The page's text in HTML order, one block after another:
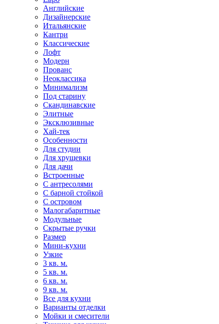
Английские
Дизайнерские
Итальянские
Кантри
Классические
Лофт
Модерн
Прованс
Неоклассика
Минимализм
Под старину
Скандинавские
Элитные
Эксклюзивные
Хай-тек
Особенности
Для студии
Для хрущевки
Для дачи
Встроенные
С антресолями
С барной стойкой
С островом
Малогабаритные
Модульные
Скрытые ручки
Размер
Мини-кухни
Узкие
3 кв. м.
5 кв. м.
6 кв. м.
9 кв. м.
Все для кухни
Варианты отделки
Мойки и смесители